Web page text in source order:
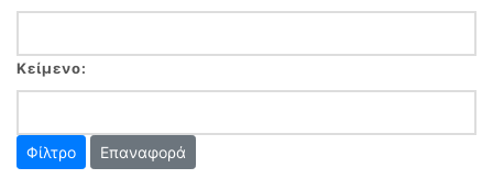
Κείμενο:
Επαναφορά